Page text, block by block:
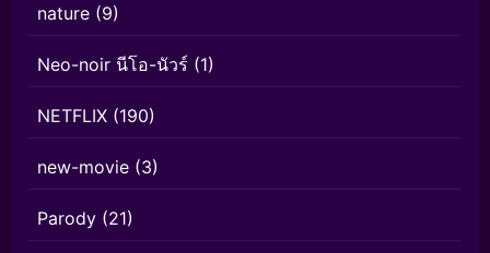
nature (9)
Neo-noir นีโอ-นัวร์ (1)
NETFLIX (190)
new-movie (3)
Parody (21)